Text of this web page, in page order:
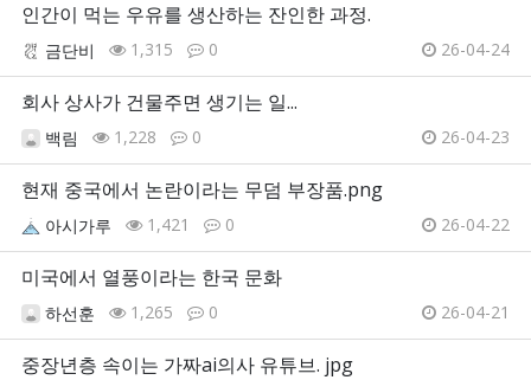
인간이 먹는 우유를 생산하는 잔인한 과정.
금단비 1,315 0 26-04-24
회사 상사가 건물주면 생기는 일...
백림 1,228 0 26-04-23
현재 중국에서 논란이라는 무덤 부장품.png
아시가루 1,421 0 26-04-22
미국에서 열풍이라는 한국 문화
하선훈 1,265 0 26-04-21
중장년층 속이는 가짜ai의사 유튜브. jpg